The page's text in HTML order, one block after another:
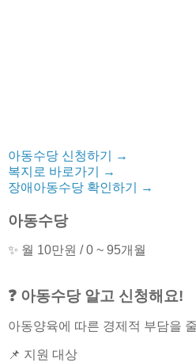
아동수당 신청하기
→
복지로 바로가기
→
장애아동수당 확인하기
→
아동수당
✨ 월 10만원 / 0 ~ 95개월
❓ 아동수당 알고 신청해요!
아동양육에 따른 경제적 부담을
📌 지원 대상